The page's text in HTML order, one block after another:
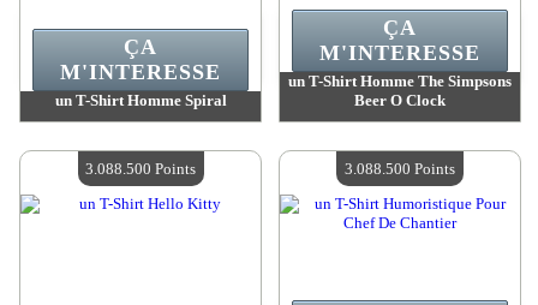
un T-Shirt Homme Spiral
Quantité Disponible :4
ÇA
M'INTERESSE
un T-Shirt Homme The Simpsons
Beer O Clock
Quantité Disponible :4
ÇA
M'INTERESSE
3.088.500 Points 3.088.500 Points